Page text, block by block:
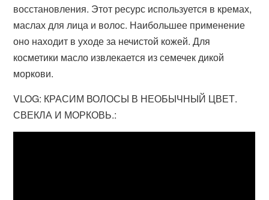
восстановления. Этот ресурс используется в кремах,
маслах для лица и волос. Наибольшее применение
оно находит в уходе за нечистой кожей. Для
косметики масло извлекается из семечек дикой
моркови.
VLOG: КРАСИМ ВОЛОСЫ В НЕОБЫЧНЫЙ ЦВЕТ.
СВЕКЛА И МОРКОВЬ.: